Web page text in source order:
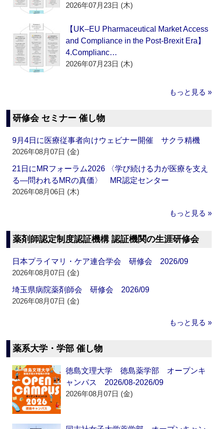
2026年07月23日 (木)
【UK–EU Pharmaceutical Market Access
and Compliance in the Post-Brexit Era】
4.Complianc…
2026年07月23日 (木)
もっと見る »
研修会 セミナー 催し物
9月4日に医療従事者向けウェビナー開催 サクラ精機
2026年08月07日 (金)
21日にMRフォーラム2026 〈学び続ける力が医療を支え
る―問われるMRの真価〉 MR認定センター
2026年08月06日 (木)
もっと見る »
薬剤師認定制度認証機構 認証機関の生涯研修会
日本プライマリ・ケア連合学会 研修会 2026/09
2026年08月07日 (金)
埼玉県病院薬剤師会 研修会 2026/09
2026年08月07日 (金)
もっと見る »
薬系大学・学部 催し物
徳島文理大学 徳島薬学部 オープンキ
ャンパス 2026/08-2026/09
2026年08月07日 (金)